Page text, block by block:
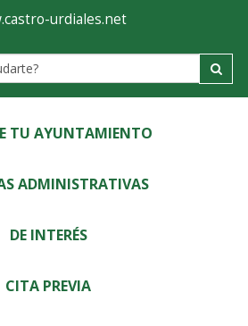
urdiales.net
Label
TU AYUNTAMIENTO
ADMINISTRATIVAS
DE INTERÉS
CITA PREVIA